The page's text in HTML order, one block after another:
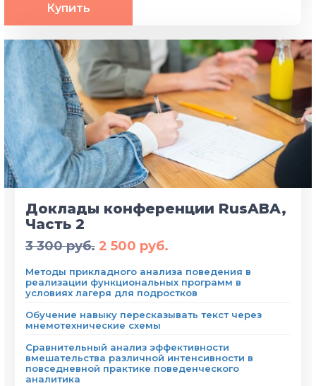
Купить
Доклады конференции RusABA,
Часть 2
3 300 руб.2 500 руб.
Методы прикладного анализа поведения в
реализации функциональных программ в
условиях лагеря для подростков
Обучение навыку пересказывать текст через
мнемотехнические схемы
Сравнительный анализ эффективности
вмешательства различной интенсивности в
повседневной практике поведенческого
аналитика